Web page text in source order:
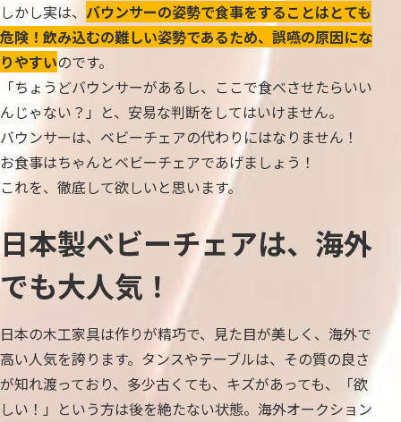
しかし実は、 バウンサーの姿勢で食事をすることはとても
危険！飲み込むの難しい姿勢であるため、誤嚥の原因にな
りやすいのです。
「ちょうどバウンサーがあるし、ここで食べさせたらいい
んじゃない？」と、安易な判断をしてはいけません。
バウンサーは、ベビーチェアの代わりにはなりません！
お食事はちゃんとベビーチェアであげましょう！
これを、徹底して欲しいと思います。
日本製ベビーチェアは、海外
でも大人気！
日本の木工家具は作りが精巧で、見た目が美しく、海外で
高い人気を誇ります。タンスやテーブルは、その質の良さ
が知れ渡っており、多少古くても、キズがあっても、「欲
しい！」という方は後を絶たない状態。海外オークション